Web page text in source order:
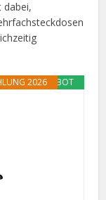
dabei,
ANGEBOT
2026